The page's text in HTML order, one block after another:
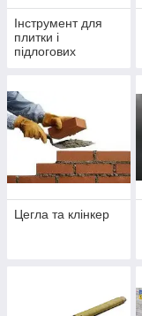
Інструмент для
плитки і
підлогових
Цегла та клінкер